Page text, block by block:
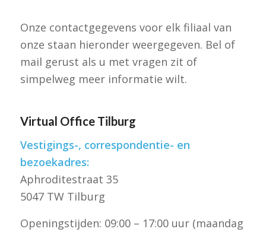
Onze contactgegevens voor elk filiaal van
onze staan hieronder weergegeven. Bel of
mail gerust als u met vragen zit of
simpelweg meer informatie wilt.
Virtual Office Tilburg
Vestigings-, correspondentie- en
bezoekadres:
Aphroditestraat 35
5047 TW Tilburg
Openingstijden: 09:00 – 17:00 uur (maandag